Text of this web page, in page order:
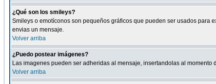
¿Qué son los smileys?
Smileys o emotíconos son pequeños gráficos que pueden ser usados para
envias un mensaje.
Volver arriba
¿Puedo postear imágenes?
Las imagenes pueden ser adheridas al mensaje, insertandolas al
Volver arriba